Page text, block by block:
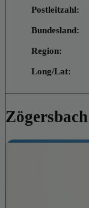
Postleitzahl:
Bundesland:
Region:
Long/Lat: